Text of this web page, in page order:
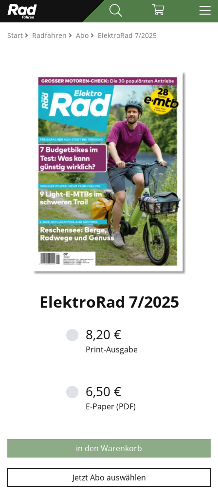
Start Radfahren Abo ElektroRad 7/2025
ElektroRad 7/2025
8,20 €
Print-Ausgabe
6,50 €
E-Paper (PDF)
in den Warenkorb
Jetzt Abo auswählen